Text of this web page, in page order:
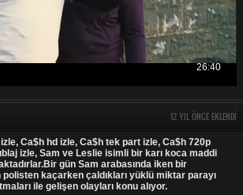
12 YIL ÖNCE EKLENDI
Ca$h hd izle, Ca$h tek part izle, Ca$h 720p
izle, Sam ve Leslie isimli bir karı koca maddi
gün Sam arabasında iken bir
kaçarken çaldıkları yüklü miktar parayı
ile gelişen olayları konu alıyor.